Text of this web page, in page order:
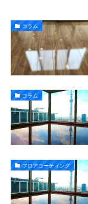
コラム
コラム
フロアコーティング